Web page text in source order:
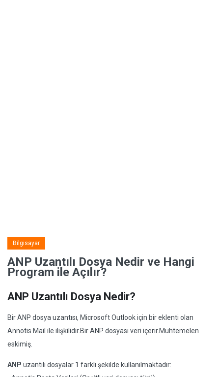
Bilgisayar
ANP Uzantılı Dosya Nedir ve Hangi
Program ile Açılır?
ANP Uzantılı Dosya Nedir?
Bir ANP dosya uzantısı, Microsoft Outlook için bir eklenti olan
Annotis Mail ile ilişkilidir.Bir ANP dosyası veri içerir.Muhtemelen
eskimiş.
ANP uzantılı dosyalar 1 farklı şekilde kullanılmaktadır: